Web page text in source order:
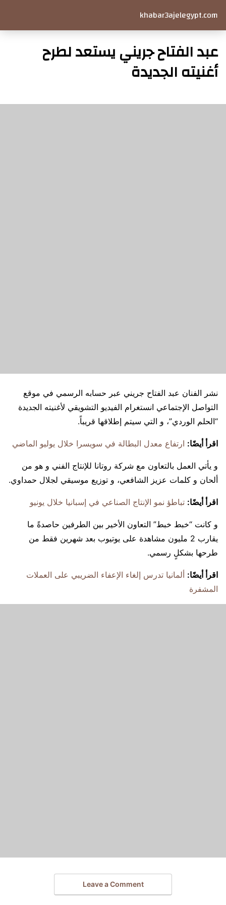
khabar3ajelegypt.com
عبد الفتاح جريني يستعد لطرح
أغنيته الجديدة
نشر الفنان عبد الفتاح جريني عبر حسابه الرسمي في موقع
التواصل الإجتماعي انستغرام الفيديو التشويقي لأغنيته الجديدة
“الحلم الوردي”، و التي سيتم إطلاقها قريباً.
اقرأ أيضًا: ارتفاع معدل البطالة في سويسرا خلال يوليو الماضي
و يأتي العمل بالتعاون مع شركة روتانا للإنتاج الفني و هو من
ألحان و كلمات عزيز الشافعي، و توزيع موسيقي لجلال حمداوي.
اقرأ أيضًا: تباطؤ نمو الإنتاج الصناعي في إسبانيا خلال يونيو
و كانت “خبط خبط” التعاون الأخير بين الطرفين حاصدةً ما
يقارب 2 مليون مشاهدة على يوتيوب بعد شهرين فقط من
طرحها بشكلٍ رسمي.
اقرأ أيضًا: ألمانيا تدرس إلغاء الإعفاء الضريبي على العملات
المشفرة
Leave a Comment